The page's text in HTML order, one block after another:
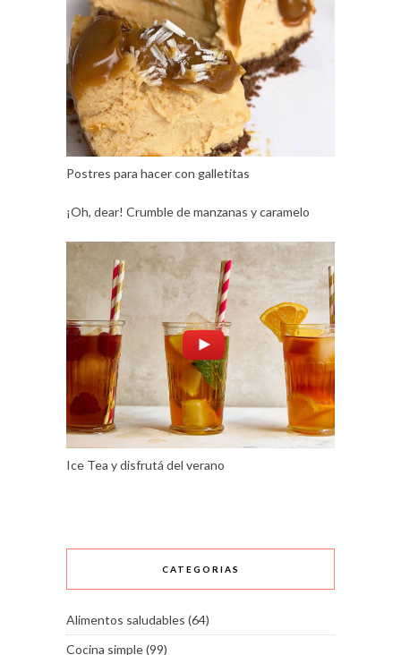
Postres para hacer con galletitas
¡Oh, dear! Crumble de manzanas y caramelo
Ice Tea y disfrutá del verano
CATEGORIAS
Alimentos saludables (64)
Cocina simple(99)